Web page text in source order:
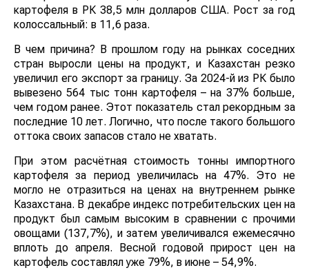
картофеля в РК 38,5 млн долларов США. Рост за год
колоссальный: в 11,6 раза.
В чем причина? В прошлом году на рынках соседних
стран выросли цены на продукт, и Казахстан резко
увеличил его экспорт за границу. За 2024-й из РК было
вывезено 564 тыс тонн картофеля – на 37% больше,
чем годом ранее. Этот показатель стал рекордным за
последние 10 лет. Логично, что после такого большого
оттока своих запасов стало не хватать.
При этом расчётная стоимость тонны импортного
картофеля за период увеличилась на 47%. Это не
могло не отразиться на ценах на внутреннем рынке
Казахстана. В декабре индекс потребительских цен на
продукт был самым высоким в сравнении с прочими
овощами (137,7%), и затем увеличивался ежемесячно
вплоть до апреля. Весной годовой прирост цен на
картофель составлял уже 79%, в июне – 54,9%.